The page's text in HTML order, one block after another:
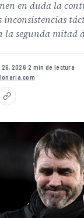
en duda la
inconsistencias
la segunda mitad
2026·2 min de lectura·